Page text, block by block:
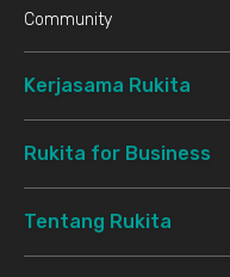
Community
Kerjasama Rukita
Rukita for Business
Tentang Rukita